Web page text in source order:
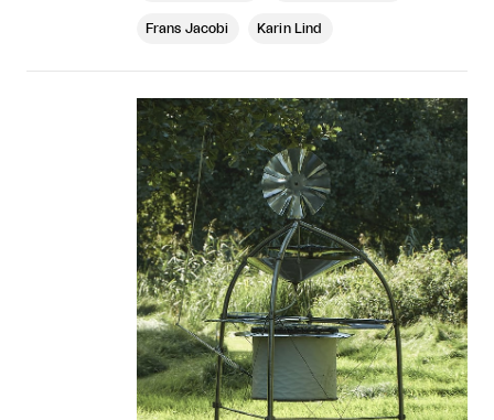
Frans Jacobi Karin Lind